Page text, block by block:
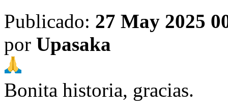
Publicado: 27 May 2025
por Upasaka
Bonita historia, gracias.